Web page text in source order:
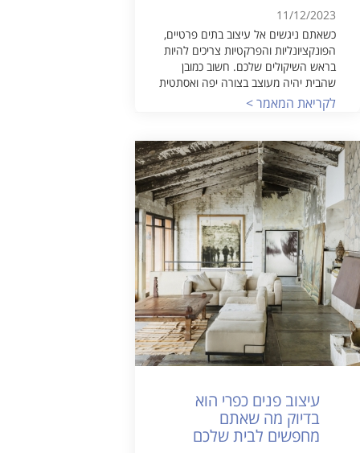
11/12/2023
כשאתם ניגשים אל עיצוב בתים פרטיים,
הפונקציונליות והפרקטיות צריכים להיות
בראש השיקולים שלכם. חשוב כמובן
שהבית יהיה מעוצב בצורה יפה ואסתטית
לקריאת המאמר >
עיצוב פנים כפרי הוא
בדיוק מה שאתם
מחפשים לבית שלכם